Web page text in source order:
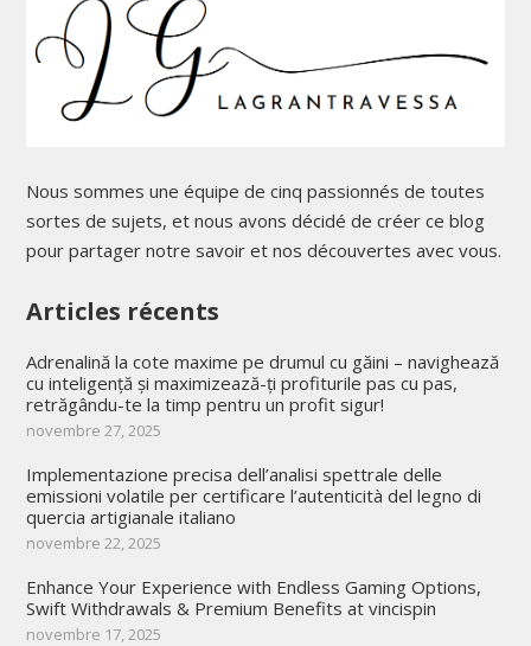
Nous sommes une équipe de cinq passionnés de toutes
sortes de sujets, et nous avons décidé de créer ce blog
pour partager notre savoir et nos découvertes avec vous.
Articles récents
Adrenalină la cote maxime pe drumul cu găini – navighează
cu inteligență și maximizează-ți profiturile pas cu pas,
retrăgându-te la timp pentru un profit sigur!
novembre 27, 2025
Implementazione precisa dell’analisi spettrale delle
emissioni volatile per certificare l’autenticità del legno di
quercia artigianale italiano
novembre 22, 2025
Enhance Your Experience with Endless Gaming Options,
Swift Withdrawals & Premium Benefits at vincispin
novembre 17, 2025